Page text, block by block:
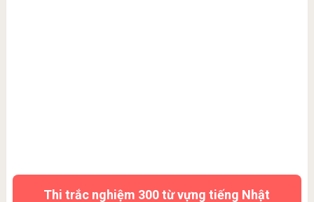
Thi trắc nghiệm 300 từ vựng tiếng Nhật